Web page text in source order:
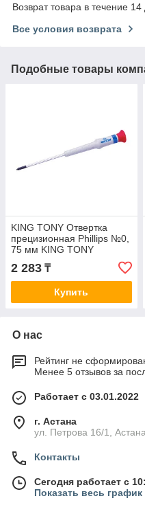
Возврат товара в течение
Все условия возврата
Подобные товары
KING TONY Отвертка
прецизионная Phillips №0,
75 мм KING TONY
2 283 ₸
Купить
О нас
Рейтинг не
Менее 5 отзывов за
Работает с 03.01.2022
г. Астана
ул. Петрова 16/1,
Контакты
Сегодня работает с
Показать весь